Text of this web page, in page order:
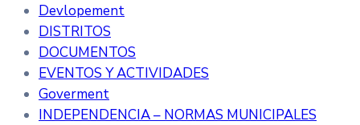
Devlopement
DISTRITOS
DOCUMENTOS
EVENTOS Y ACTIVIDADES
Goverment
INDEPENDENCIA – NORMAS MUNICIPALES